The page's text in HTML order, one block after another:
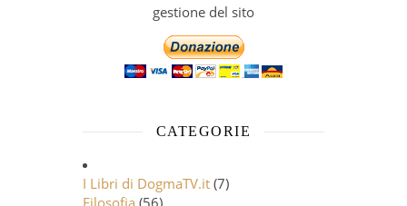
gestione del sito
CATEGORIE
I Libri di DogmaTV.it (7)